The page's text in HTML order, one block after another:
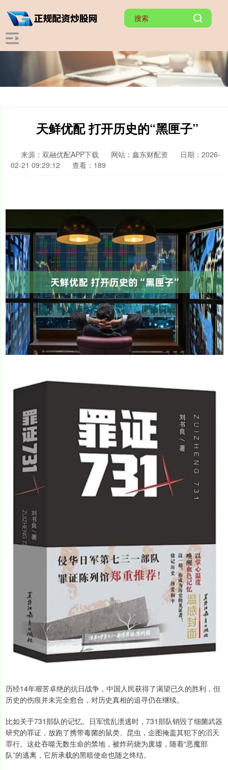
天鲜优配 打开历史的“黑匣子”
来源：双融优配APP下载 网站：鑫东财配资
日期：2026-
02-21 09:29:12
查看：189
历经14年艰苦卓绝的抗日战争，中国人民获得了渴望已久的胜利，但
历史的伤痕并未完全愈合，对历史真相的追寻仍在继续。
比如关于731部队的记忆。日军慌乱溃逃时，731部队销毁了细菌武器
研究的罪证，放跑了携带毒菌的鼠类、昆虫，企图掩盖其犯下的滔天
罪行。这处吞噬无数生命的禁地，被炸药烧为废墟，随着“恶魔部
队”的逃离，它所承载的黑暗使命也随之终结。